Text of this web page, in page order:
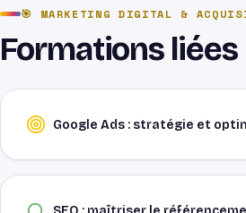
deux.
Via votre OPCO ou le plan de
des compétences. Organisme
🎯 MARKETING DIGITAL &
Formations liées
Google Ads : stratégie et